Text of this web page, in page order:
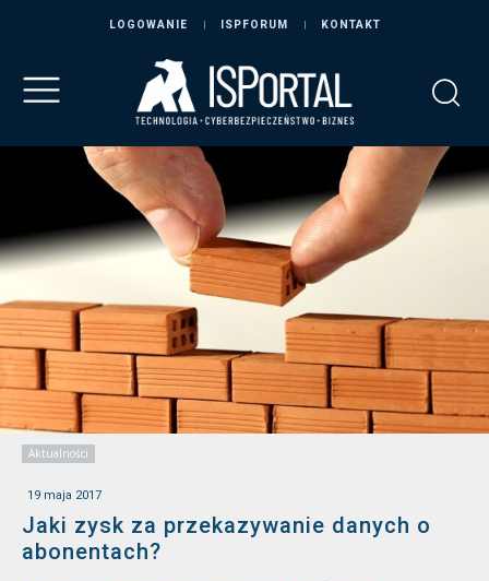
LOGOWANIE ISPFORUM KONTAKT
Aktualności
19 maja 2017
Jaki zysk za przekazywanie danych o
abonentach?